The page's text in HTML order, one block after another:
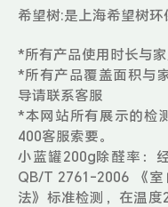
*所有产品使用时长与
*所有产品覆盖面积与
导请联系客服
*本网站所有展示的检
400客服索要。
小蓝罐200g除醛率：
QB/T 2761-2006 《
法》标准检测，在温
希望树:是上海希望树